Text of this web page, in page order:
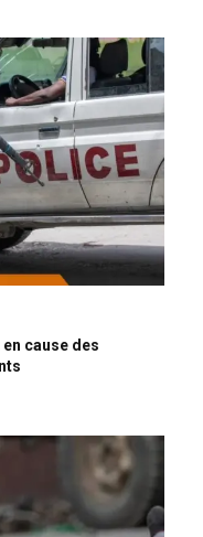
cause des